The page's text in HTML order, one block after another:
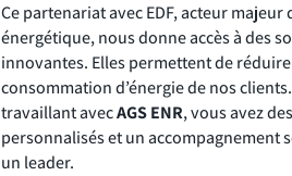
Ce partenariat avec EDF, acteur majeur
énergétique, nous donne accès à des
innovantes. Elles permettent de
consommation d’énergie de nos
travaillant avecAGS ENR, vous avez
personnalisés et un accompagnement
un leader.